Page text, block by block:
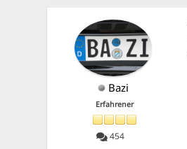
Bazi
Erfahrener
454